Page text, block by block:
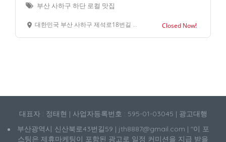
부산 사하구 하단 로컬 맛집
대한민국 부산 사하구 제석로18번길 78 Closed Now!
대표자 : 정태현 | 사업자등록번호 : 595-01-03045 | 광고대행
부산광역시 신산북로43번길59 | jth8887@gmail.com | "이 포
스팅은 제휴마케팅이 포함된 광고로 일정 커미션을 지급 받을